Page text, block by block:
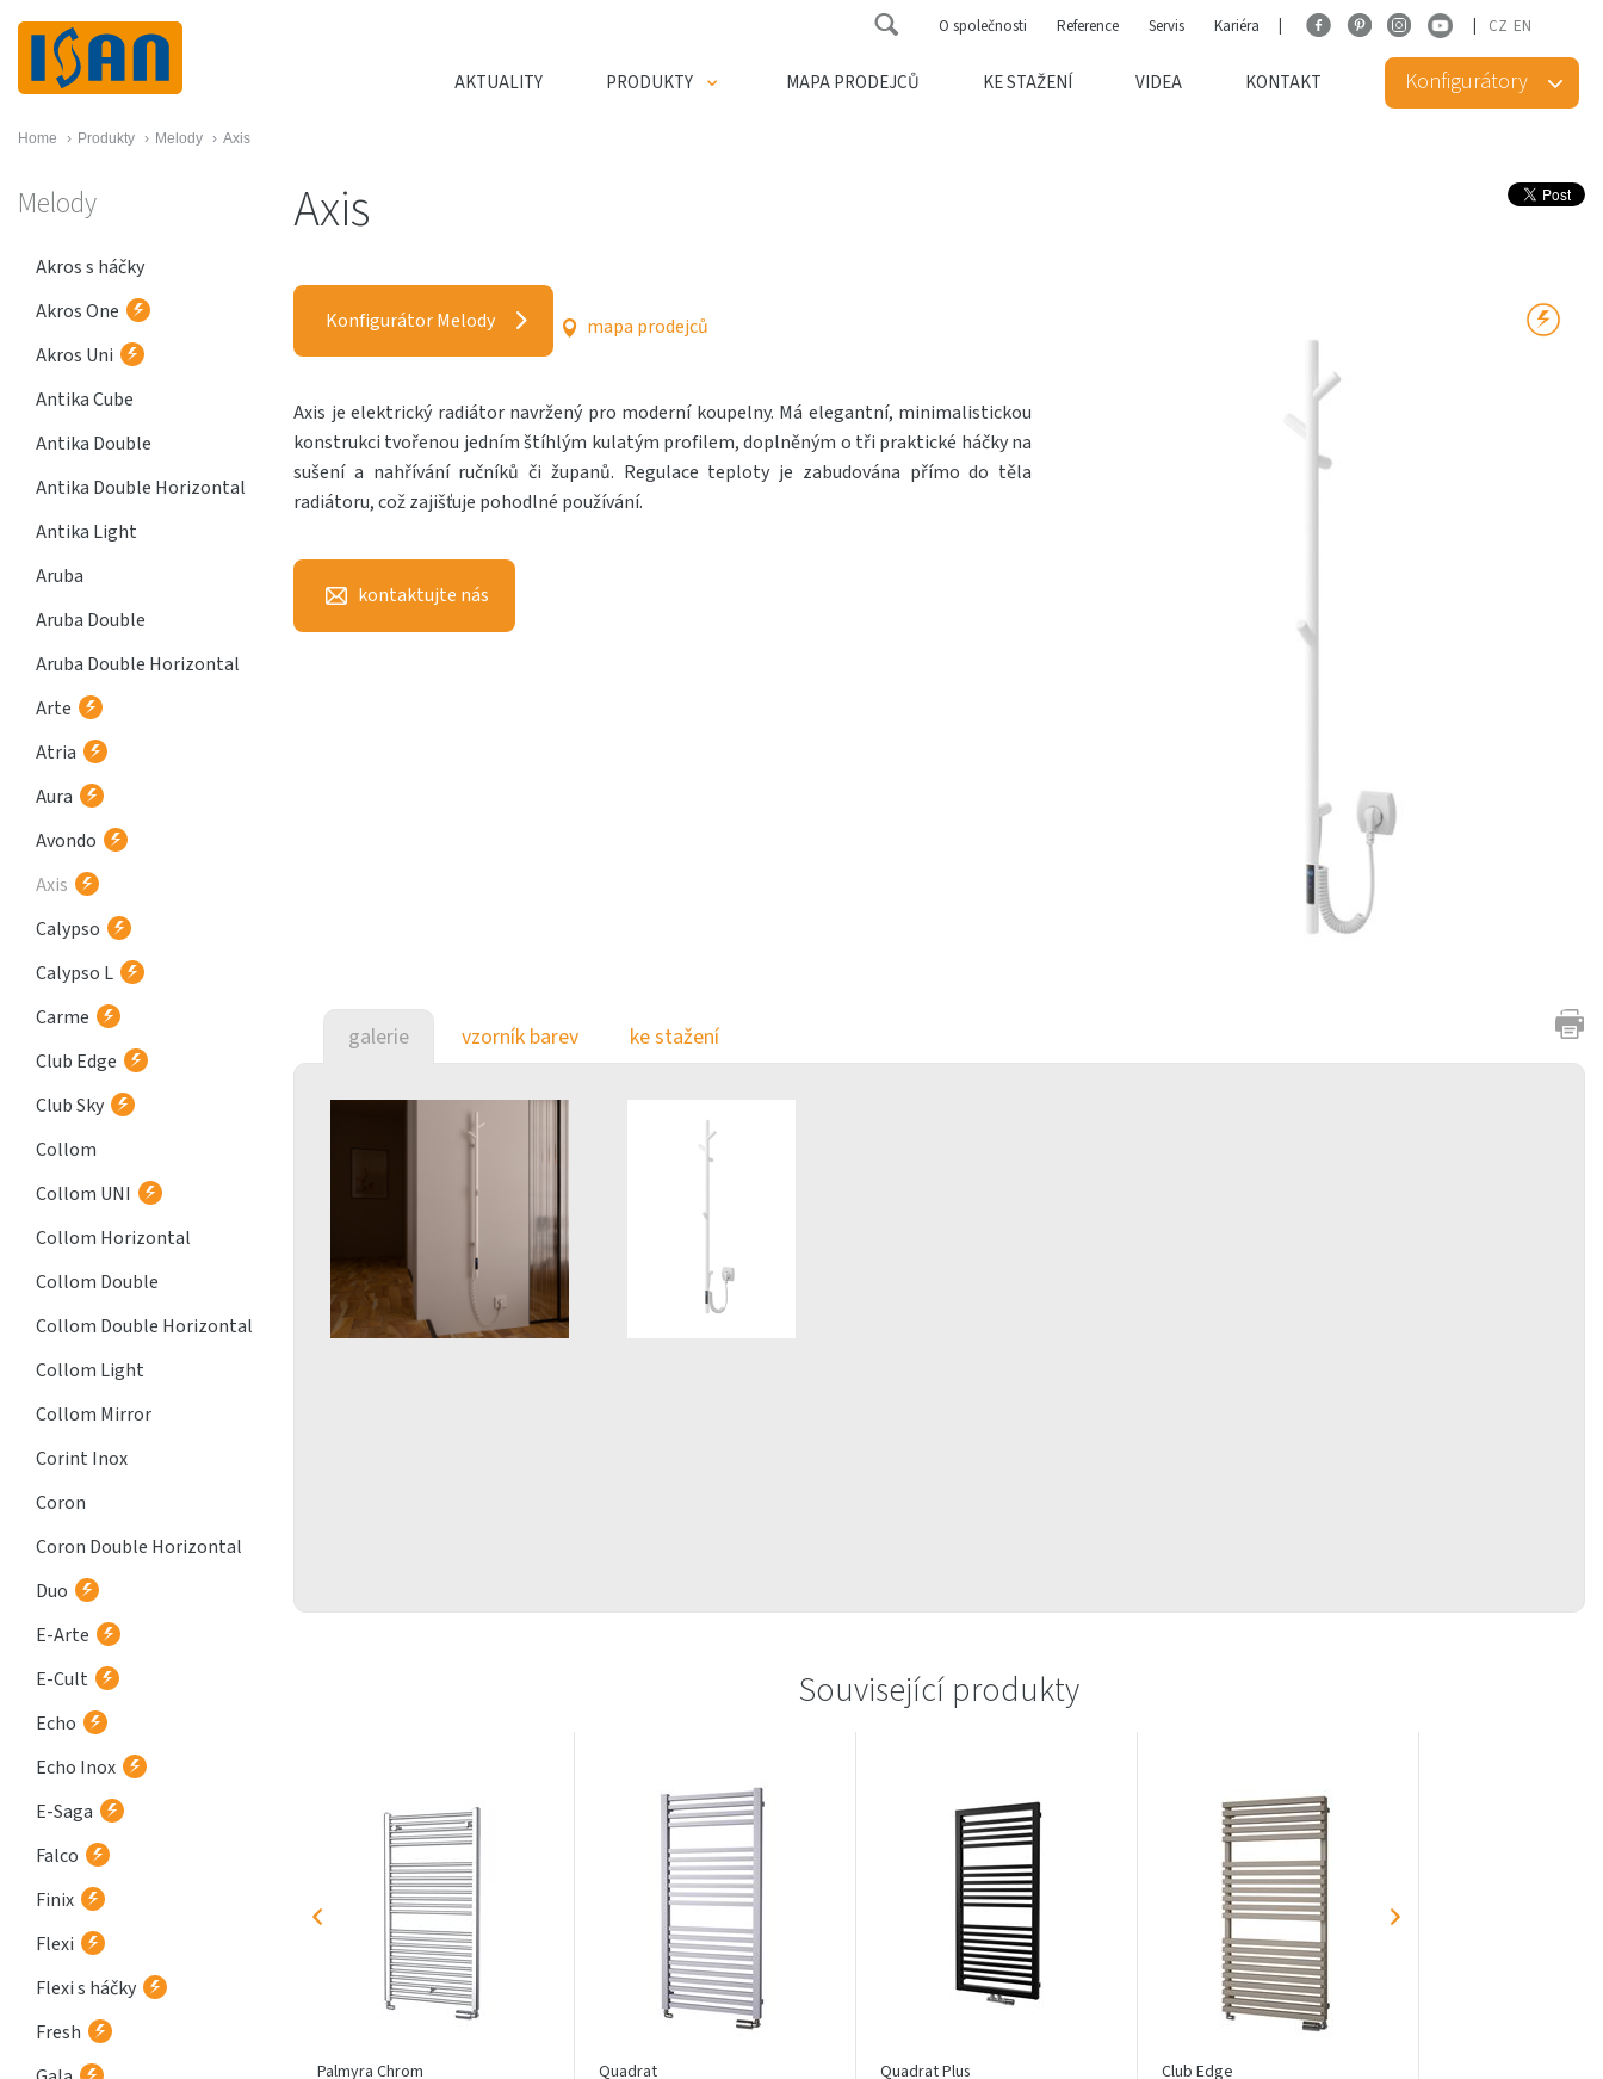
CZ EN
O společnosti Reference Servis Kariéra
AKTUALITY PRODUKTY MAPA PRODEJCŮ KE STAŽENÍ VIDEA KONTAKT Konfigurátory
Home › Produkty › Melody › Axis
Melody
Akros s háčky
Akros One
Akros Uni
Antika Cube
Antika Double
Antika Double Horizontal
Antika Light
Aruba
Aruba Double
Aruba Double Horizontal
Arte
Atria
Aura
Avondo
Axis
Calypso
Calypso L
Carme
Club Edge
Club Sky
Collom
Collom UNI
Collom Horizontal
Collom Double
Collom Double Horizontal
Collom Light
Collom Mirror
Corint Inox
Coron
Coron Double Horizontal
Duo
E-Arte
E-Cult
Echo
Echo Inox
E-Saga
Falco
Finix
Flexi
Flexi s háčky
Fresh
Axis
Konfigurátor Melody mapa prodejců
Axis je elektrický radiátor navržený pro moderní koupelny. Má elegantní, minimalistickou
konstrukci tvořenou jedním štíhlým kulatým profilem, doplněným o tři praktické háčky na
sušení a nahřívání ručníků či županů. Regulace teploty je zabudována přímo do těla
radiátoru, což zajišťuje pohodlné používání.
kontaktujte nás
galerie vzorník barev ke stažení
Související produkty
Atria Palmyra Chrom Quadrat Quadrat Plus Club Edge